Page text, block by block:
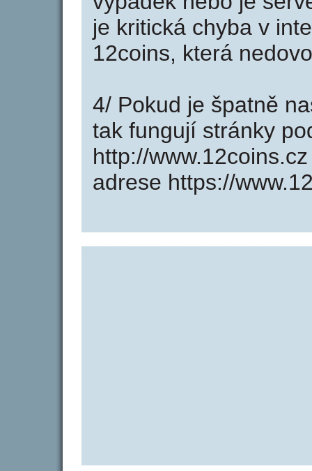
je kritická chyba v
12coins, která
4/ Pokud je špatně
tak fungují stránky
http://
adrese https://